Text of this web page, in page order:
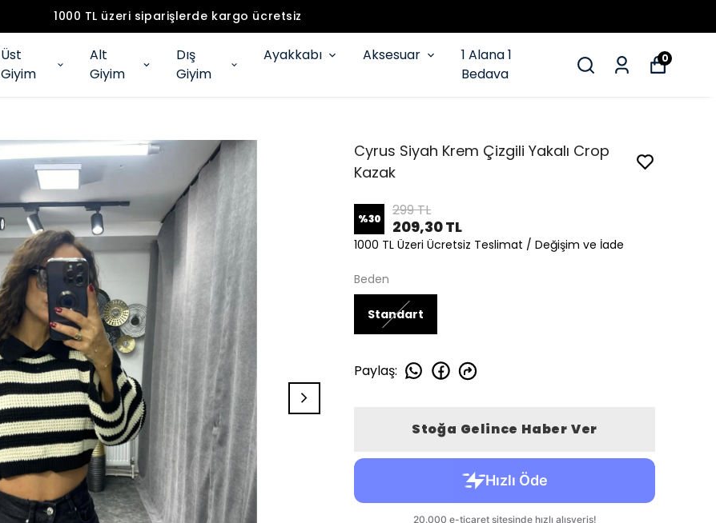
1000 TL üzeri siparişlerde kargo ücretsiz
Üst
Giyim
Alt
Giyim
Dış
Giyim
Ayakkabı Aksesuar
1 Alana 1
Bedava
0
Cyrus Siyah Krem Çizgili Yakalı Crop
Kazak
%30 299 TL
209,30 TL
1000 TL Üzeri Ücretsiz Teslimat / Değişim ve İade
Beden
Standart
Paylaş:
Stoğa Gelince Haber Ver